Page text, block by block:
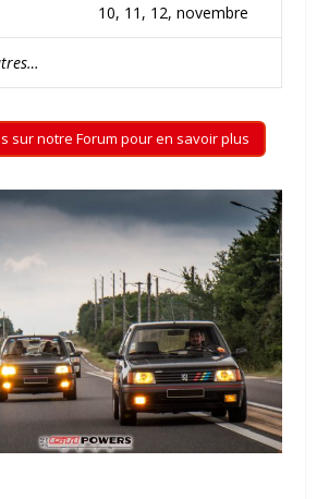
10, 11, 12, novembre
sur notre Forum pour en savoir plus